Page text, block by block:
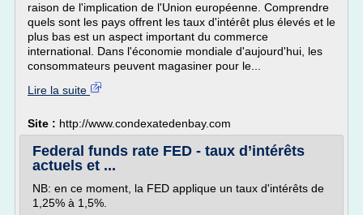
raison de l'implication de l'Union européenne. Comprendre
quels sont les pays offrent les taux d'intérêt plus élevés et le
plus bas est un aspect important du commerce
international. Dans l'économie mondiale d'aujourd'hui, les
consommateurs peuvent magasiner pour le...
Lire la suite
Site : http://www.condexatedenbay.com
Federal funds rate FED - taux d’intérêts
actuels et ...
NB: en ce moment, la FED applique un taux d'intérêts de
1,25% à 1,5%.